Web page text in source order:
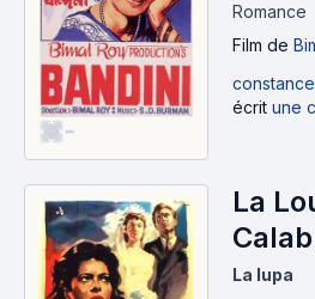
-
Romance
Film de
écrit une
La
La lupa